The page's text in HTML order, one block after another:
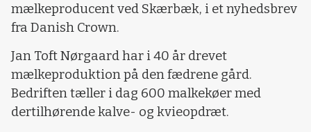
mælkeproducent ved Skærbæk, i et nyhedsbrev
fra Danish Crown.
Jan Toft Nørgaard har i 40 år drevet
mælkeproduktion på den fædrene gård.
Bedriften tæller i dag 600 malkekøer med
dertilhørende kalve- og kvieopdræt.